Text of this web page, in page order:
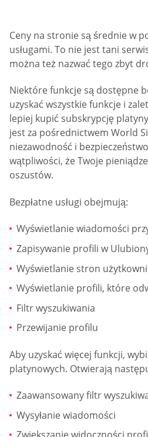
Ceny na stronie są średnie w
usługami. To nie jest tani
można też nazwać tego zbyt
Niektóre funkcje są dostępne
uzyskać wszystkie funkcje i
lepiej kupić subskrypcję
jest za pośrednictwem World
niezawodność i
wątpliwości, że Twoje
oszustów.
Bezpłatne usługi obejmują:
Wyświetlanie wiadomości
Zapisywanie profili w
Wyświetlanie stron
Wyświetlanie profili, które
Filtr wyszukiwania
Przewijanie profilu
Aby uzyskać więcej funkcji,
platynowych. Otwierają
Zaawansowany filtr
Wysyłanie wiadomości